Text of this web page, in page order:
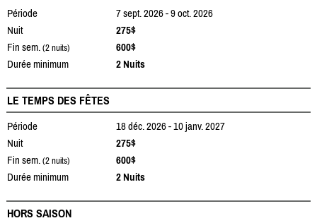
Période
7 sept. 2026 - 9 oct. 2026
Nuit
275$
Fin sem. (2 nuits)
600$
Durée minimum
2 Nuits
LE TEMPS DES FÊTES
Période
18 déc. 2026 - 10 janv. 2027
Nuit
275$
Fin sem. (2 nuits)
600$
Durée minimum
2 Nuits
HORS SAISON